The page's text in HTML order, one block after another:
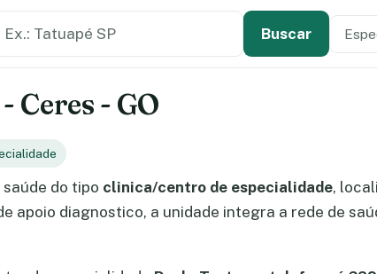
Buscar Tipo
Ceres - GO
do tipo clinica/centro de especialidade,
apoio diagnostico, a unidade integra a rede de